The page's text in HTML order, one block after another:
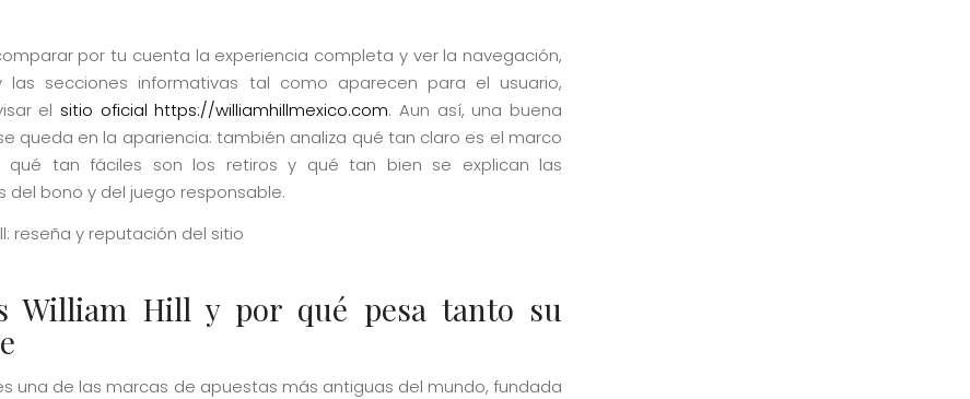
por tu cuenta la experiencia completa y ver la navegación,
las secciones informativas tal como aparecen para el usuario,
el sitio oficial https://williamhillmexico.com. Aun así, una buena
queda en la apariencia: también analiza qué tan claro es el marco
qué tan fáciles son los retiros y qué tan bien se explican las
del bono y del juego responsable.
William Hill y por qué pesa tanto su
una de las marcas de apuestas más antiguas del mundo, fundada